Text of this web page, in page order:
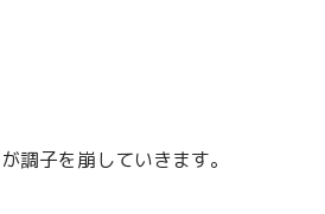
調子を崩していきます。